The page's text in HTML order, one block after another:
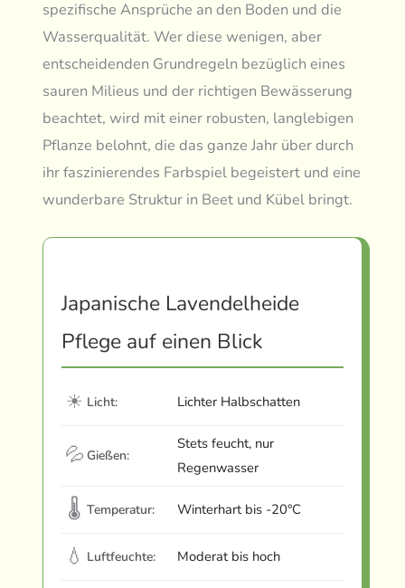
spezifische Ansprüche an den Boden und die
Wasserqualität. Wer diese wenigen, aber
entscheidenden Grundregeln bezüglich eines
sauren Milieus und der richtigen Bewässerung
beachtet, wird mit einer robusten, langlebigen
Pflanze belohnt, die das ganze Jahr über durch
ihr faszinierendes Farbspiel begeistert und eine
wunderbare Struktur in Beet und Kübel bringt.
Japanische Lavendelheide
Pflege auf einen Blick
☀ Licht: Lichter Halbschatten
💦 Gießen:
Stets feucht, nur
Regenwasser
🌡 Temperatur: Winterhart bis -20°C
💧 Luftfeuchte: Moderat bis hoch